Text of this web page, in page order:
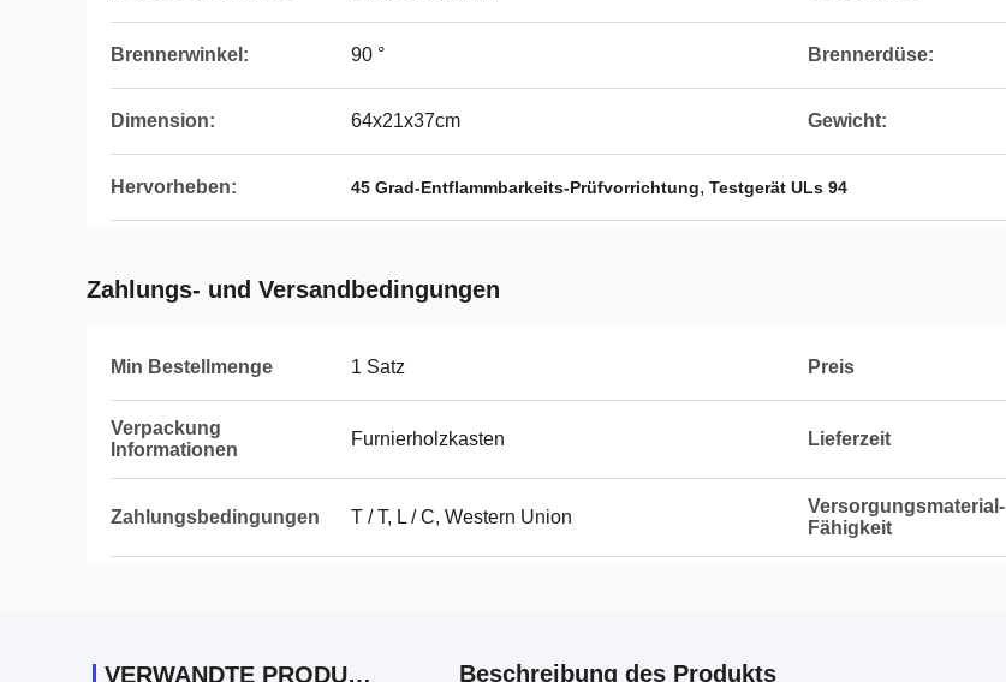
Brennerwinkel: 90 ° Brennerdüse:
Dimension: 64x21x37cm Gewicht:
Hervorheben: 45 Grad-Entflammbarkeits-Prüfvorrichtung, Testgerät ULs 94
Zahlungs- und Versandbedingungen
Min Bestellmenge 1 Satz Preis
Verpackung
Informationen
Furnierholzkasten Lieferzeit
Zahlungsbedingungen T / T, L / C, Western Union
Versorgungsmaterial-
Fähigkeit
VERWANDTE PRODUKTE Beschreibung des Produkts